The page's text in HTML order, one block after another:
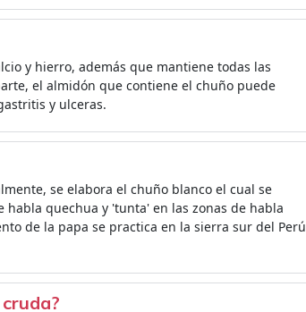
y hierro, además que mantiene todas las
el almidón que contiene el chuño puede
y ulceras.
se elabora el chuño blanco el cual se
habla quechua y 'tunta' en las zonas de habla
de la papa se practica en la sierra sur del Perú